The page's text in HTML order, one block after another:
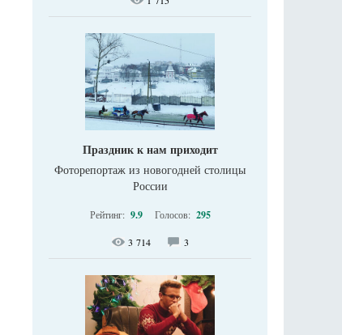
Праздник к нам приходит
Фоторепортаж из новогодней столицы
России
Рейтинг: 9.9 Голосов: 295
3 714 3